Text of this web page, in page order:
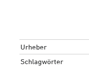
Urheber
Schlagwörter